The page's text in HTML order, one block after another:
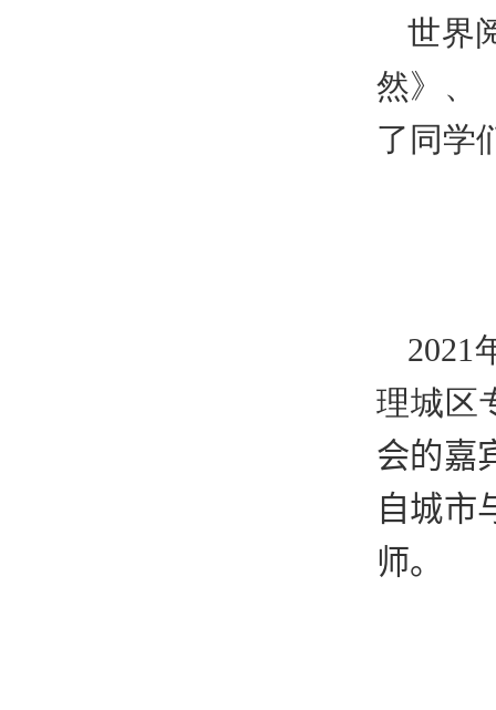
世界
然》、
了同学
2021
理城区
会的嘉
自城市
师。